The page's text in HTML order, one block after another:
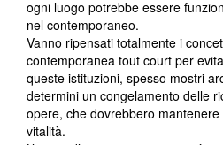
ogni luogo potrebbe essere
nel contemporaneo.
Vanno ripensati totalmente i
contemporanea tout court per
queste istituzioni, spesso mostri
determini un congelamento delle
opere, che dovrebbero
vitalità.